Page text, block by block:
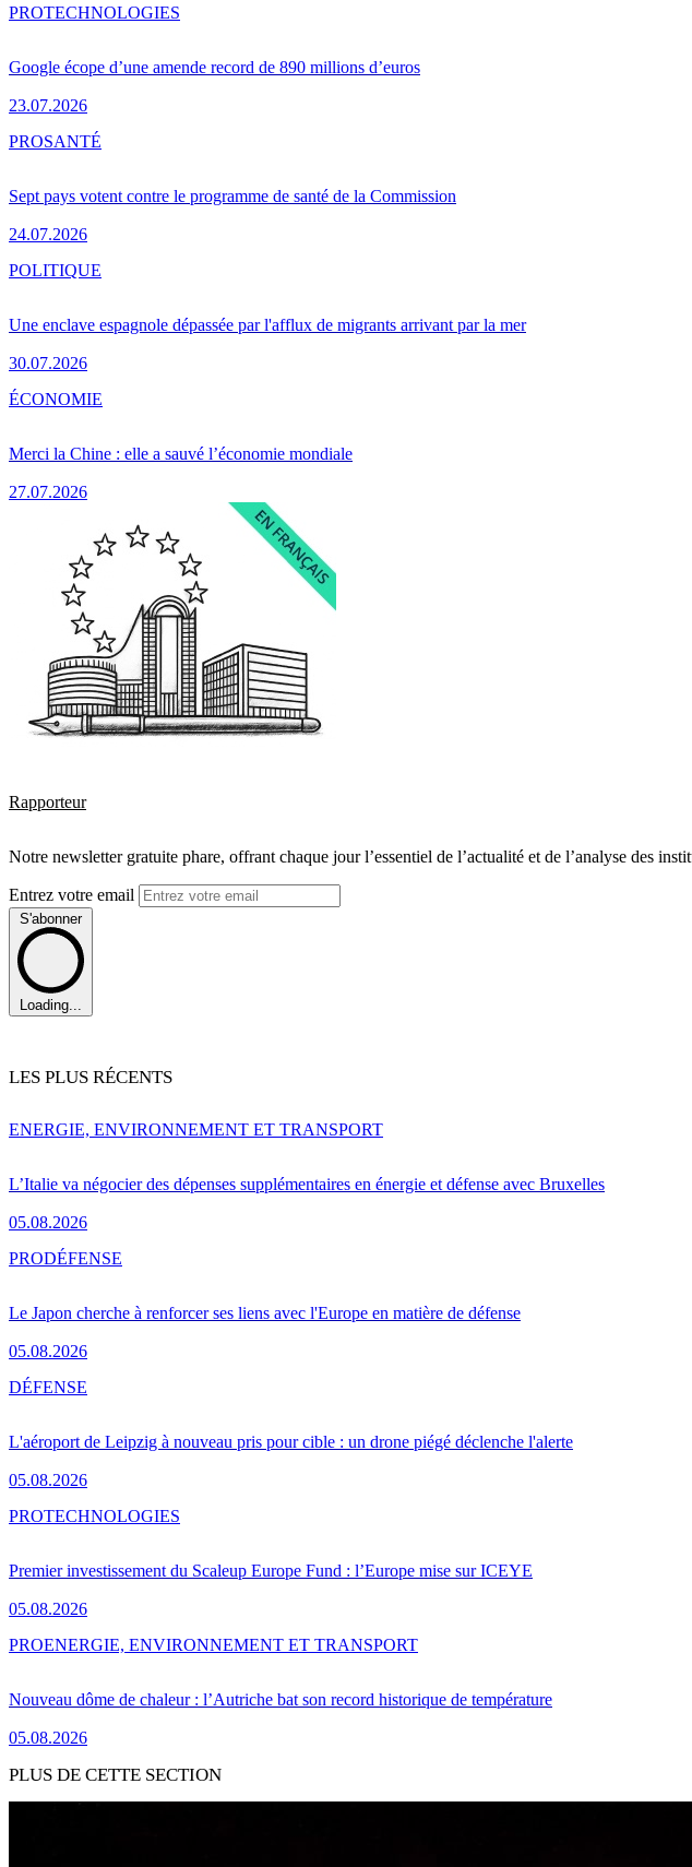
Google écope d’une amende record de 890 millions d’euros
23.07.2026
PROTECHNOLOGIES
Sept pays votent contre le programme de santé de la Commission
24.07.2026
PROSANTÉ
Une enclave espagnole dépassée par l'afflux de migrants arrivant par la mer
30.07.2026
POLITIQUE
Merci la Chine : elle a sauvé l’économie mondiale
27.07.2026
ÉCONOMIE
Rapporteur
Notre newsletter gratuite phare, offrant chaque jour l’essentiel de l’actualité et de l’analyse des
Entrez votre email
S'abonner
Loading...
LES PLUS RÉCENTS
L’Italie va négocier des dépenses supplémentaires en énergie et défense avec Bruxelles
05.08.2026
ENERGIE, ENVIRONNEMENT ET TRANSPORT
Le Japon cherche à renforcer ses liens avec l'Europe en matière de défense
05.08.2026
PRODÉFENSE
L'aéroport de Leipzig à nouveau pris pour cible : un drone piégé déclenche l'alerte
05.08.2026
DÉFENSE
Premier investissement du Scaleup Europe Fund : l’Europe mise sur ICEYE
05.08.2026
PROTECHNOLOGIES
Nouveau dôme de chaleur : l’Autriche bat son record historique de température
05.08.2026
PROENERGIE, ENVIRONNEMENT ET TRANSPORT
PLUS DE CETTE SECTION